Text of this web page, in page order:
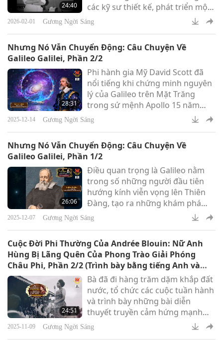
24:40
các kỹ sư thiết kế, phát triển một
thiết bị CPB (tuần hoàn ngoài cơ
thể) hoạt động hiệu quả tại
2026-02-01 Gương Ngời Sáng
Nhưng Nó Vẫn Chuyển Động: Câu Chuyện Về
Galileo Galilei, Phần 2/2
28:31
Phi hành gia Mỹ David Scott đã
nổi tiếng khi chứng minh nguyên
lý của Galileo trên Mặt Trăng
trong sứ mệnh Apollo 15 năm
1971. Đứng trên bề mặt Mặt
Trăng, ông đã thả rơi một chiếc
một lúc.
2025-12-14 Gương Ngời Sáng
Nhưng Nó Vẫn Chuyển Động: Câu Chuyện Về
Galileo Galilei, Phần 1/2
26:06
Điều quan trọng là Galileo nằm
trong số những người đầu tiên
hướng kính viễn vọng lên Thiên
Đàng, tạo ra những khám phá
thiên văn mang tính đột phá đã
làm thay đổi khoa học.
2025-12-07 Gương Ngời Sáng
Cuộc Đời Phi Thường Của Andrée Blouin: Nữ Anh
Hùng Bị Lãng Quên Của Phong Trào Giải Phóng
Châu Phi, Phần 2/2 (Trình bày bằng tiếng Anh và
tiếng Pháp)
24:51
Bà đã đi hàng trăm dặm khắp đất
nước, tổ chức các cuộc tuần hành
và trình bày những bài diễn
thuyết truyền cảm hứng mạnh
mẽ từ những bục diễn thuyết mà
đôi khi chỉ là vài tấm ván thô sơ
2025-11-09 Gương Ngời Sáng